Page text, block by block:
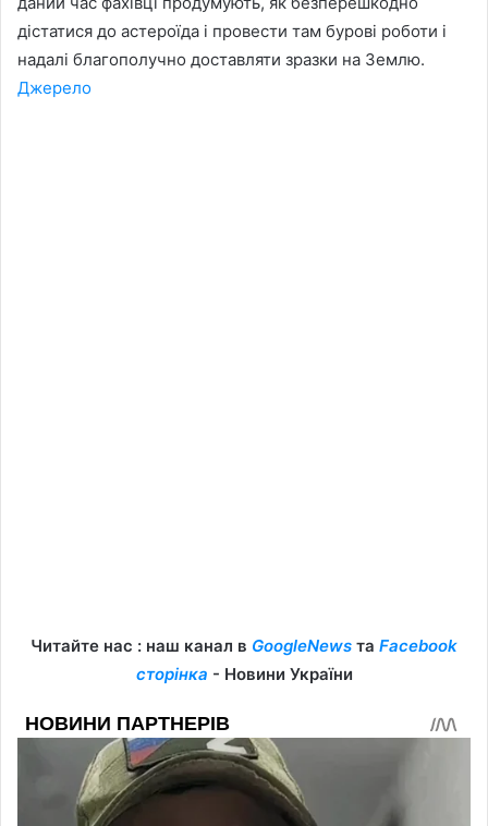
дістатися до астероїда і провести там бурові роботи і
надалі благополучно доставляти зразки на Землю.
Джерело
Читайте нас : наш канал в GoogleNews та Facebook
сторінка - Новини України